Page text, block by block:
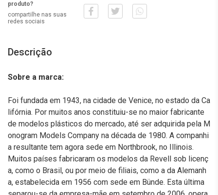
produto?
compartilhe nas suas
redes sociais
Descrição
Sobre a marca:
Foi fundada em 1943, na cidade de Venice, no estado da Ca
lifórnia. Por muitos anos constituiu-se no maior fabricante
de modelos plásticos do mercado, até ser adquirida pela M
onogram Models Company na década de 1980. A companhi
a resultante tem agora sede em Northbrook, no Illinois.
Muitos países fabricaram os modelos da Revell sob licenç
a, como o Brasil, ou por meio de filiais, como a da Alemanh
a, estabelecida em 1956 com sede em Bünde. Esta última